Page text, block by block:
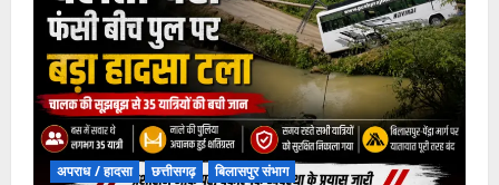
अपराध / हादसा छत्तीसगढ़ बिलासपुर संभाग